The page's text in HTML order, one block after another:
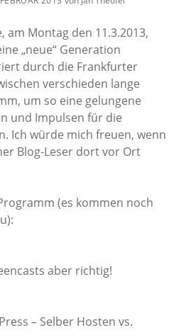
am Montag den 11.3.2013,
„neue“ Generation
durch die Frankfurter
verschieden lange
um so eine gelungene
und Impulsen für die
Ich würde mich freuen, wenn
Blog-Leser dort vor Ort
(es kommen noch
aber richtig!
– Selber Hosten vs.